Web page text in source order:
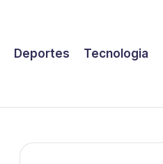
Deportes Tecnologia